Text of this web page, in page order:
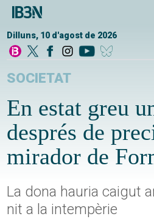
Dilluns, 10 d'agost de 2026
SOCIETAT
En estat greu
després de
mirador de
La dona hauria caigut
nit a la intempèrie